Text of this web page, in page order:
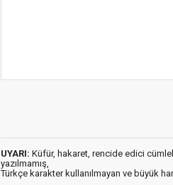
UYARI: Küfür, hakaret, rencide edici
yazılmamış,
Türkçe karakter kullanılmayan ve büyük